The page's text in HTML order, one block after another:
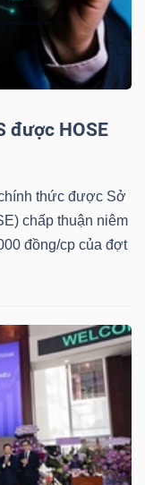
được HOSE
thức được Sở
chấp thuận niêm
đồng/cp của đợt